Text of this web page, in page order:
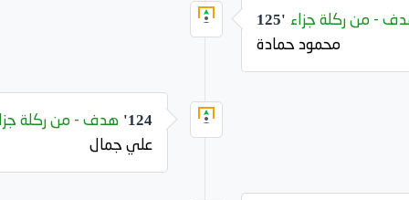
125' - من ركلة جزاء
محمود حمادة
124' هدف - من ركلة
علي جمال